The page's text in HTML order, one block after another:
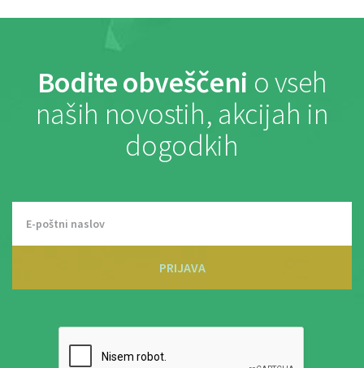
Bodite obveščeni o vseh
naših novostih, akcijah in
dogodkih
PRIJAVA